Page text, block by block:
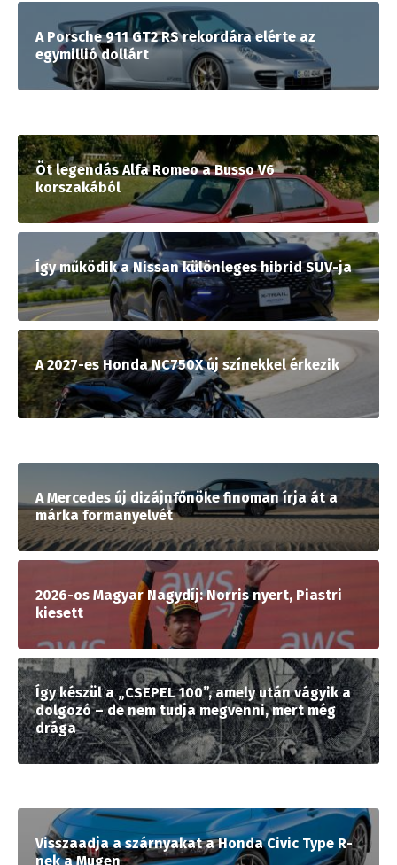
A Porsche 911 GT2 RS rekordára elérte az
egymillió dollárt
Öt legendás Alfa Romeo a Busso V6
korszakából
Így működik a Nissan különleges hibrid SUV-ja
A 2027-es Honda NC750X új színekkel érkezik
A Mercedes új dizájnfőnöke finoman írja át a
márka formanyelvét
2026-os Magyar Nagydíj: Norris nyert, Piastri
kiesett
Így készül a „CSEPEL 100”, amely után vágyik a
dolgozó – de nem tudja megvenni, mert még
drága
Visszaadja a szárnyakat a Honda Civic Type R-
nek a Mugen